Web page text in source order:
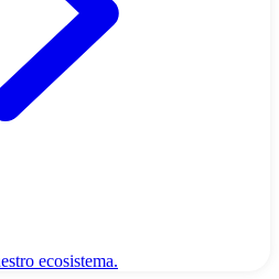
ecosistema.